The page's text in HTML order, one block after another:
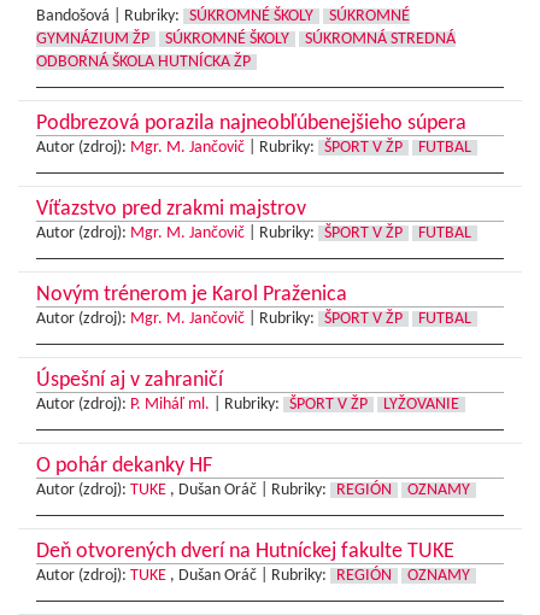
Bandošová |
Rubriky: SÚKROMNÉ ŠKOLY
SÚKROMNÉ
GYMNÁZIUM ŽP
SÚKROMNÉ ŠKOLY
SÚKROMNÁ STREDNÁ
ODBORNÁ ŠKOLA HUTNÍCKA ŽP
Podbrezová porazila najneobľúbenejšieho súpera
Autor (zdroj): Mgr. M. Jančovič Rubriky: ŠPORT V ŽP FUTBAL
Víťazstvo pred zrakmi majstrov
Autor (zdroj): Mgr. M. Jančovič Rubriky: ŠPORT V ŽP FUTBAL
Novým trénerom je Karol Praženica
Autor (zdroj): Mgr. M. Jančovič Rubriky: ŠPORT V ŽP FUTBAL
Úspešní aj v zahraničí
Autor (zdroj): P. Miháľ ml. Rubriky: ŠPORT V ŽP LYŽOVANIE
O pohár dekanky HF
Autor (zdroj): TUKE , Dušan Oráč | Rubriky: REGIÓN OZNAMY
Deň otvorených dverí na Hutníckej fakulte TUKE
Autor (zdroj): TUKE , Dušan Oráč | Rubriky: REGIÓN OZNAMY